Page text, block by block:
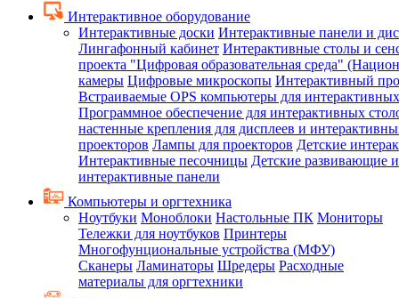
Интерактивное оборудование
Интерактивные доски Интерактивные панели и
Лингафонный кабинет Интерактивные столы и
проекта "Цифровая образовательная среда"
камеры Цифровые микроскопы Интерактивный
Встраиваемые OPS компьютеры для
Программное обеспечение для интерактивных
настенные крепления для дисплеев и
проекторов Лампы для проекторов Детские
Интерактивные песочницы Детские развивающие
интерактивные панели
Компьютеры и оргтехника
Ноутбуки Моноблоки Настольные ПК Мониторы
Тележки для ноутбуков Принтеры
Многофунциональные устройства (МФУ)
Сканеры Ламинаторы Шредеры Расходные
материалы для оргтехники